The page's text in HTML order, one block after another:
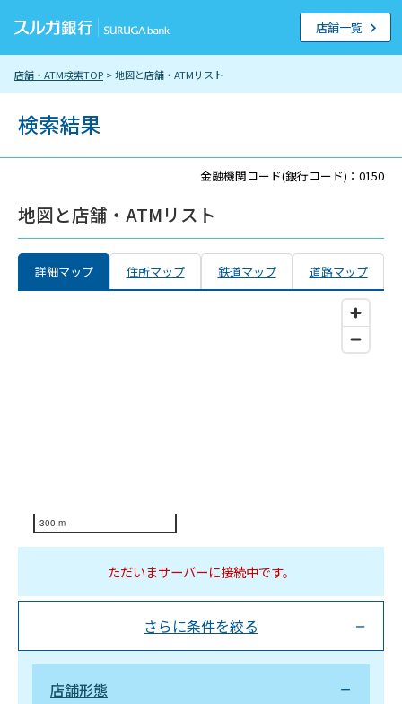
店舗・ATM検索TOP > 地図と店舗・ATMリスト
店舗一覧
検索結果
金融機関コード(銀行コード)：0150
地図と店舗・ATMリスト
詳細マップ 住所マップ 鉄道マップ 道路マップ
300 m
ただいまサーバーに接続中です。
さらに条件を絞る
店舗形態